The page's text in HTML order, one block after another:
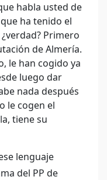
habla usted de
ha tenido el
Primero
de Almería.
le han cogido ya
luego dar
nada después
le cogen el
tiene su
lenguaje
del PP de